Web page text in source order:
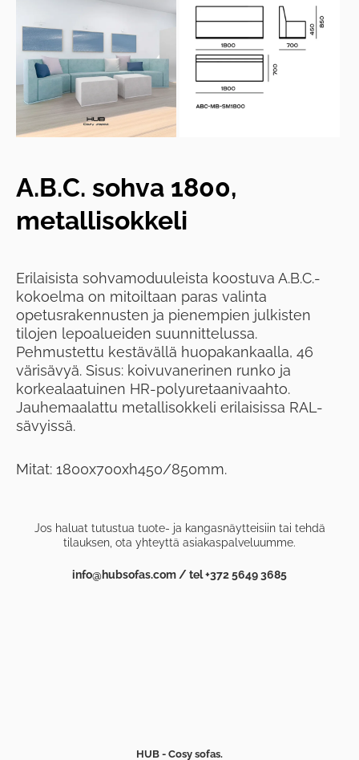
A.B.C. sohva 1800,
metallisokkeli
Erilaisista sohvamoduuleista koostuva A.B.C.-
kokoelma on mitoiltaan paras valinta
opetusrakennusten ja pienempien julkisten
tilojen lepoalueiden suunnittelussa.
Pehmustettu kestävällä huopakankaalla, 46
värisävyä. Sisus: koivuvanerinen runko ja
korkealaatuinen HR-polyuretaanivaahto.
Jauhemaalattu metallisokkeli erilaisissa RAL-
sävyissä.
Mitat: 1800x700xh450/850mm.
Jos haluat tutustua tuote- ja kangasnäytteisiin tai tehdä
tilauksen, ota yhteyttä asiakaspalveluumme.
info@hubsofas.com / tel +372 5649 3685
HUB - Cosy sofas.